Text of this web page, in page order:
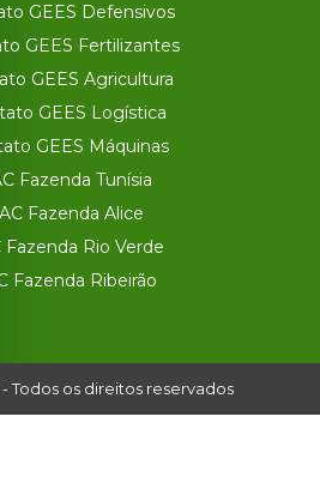
GEES Defensivos
GEES Fertilizantes
GEES Agricultura
GEES Logística
GEES Máquinas
Fazenda Tunísia
Fazenda Alice
Fazenda Rio Verde
Fazenda Ribeirão
- Todos os direitos reservados